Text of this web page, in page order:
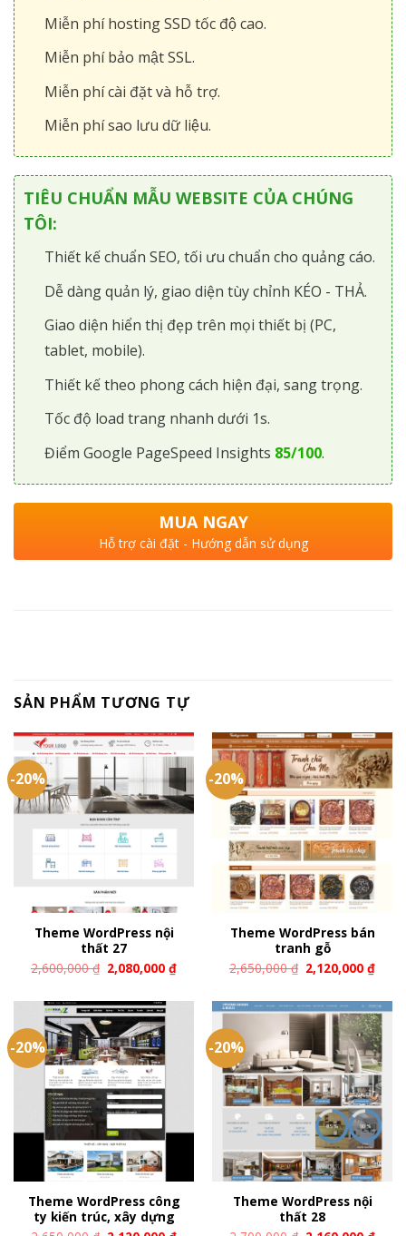
Miễn phí hosting SSD tốc độ cao.
Miễn phí bảo mật SSL.
Miễn phí cài đặt và hỗ trợ.
Miễn phí sao lưu dữ liệu.
TIÊU CHUẨN MẪU WEBSITE CỦA CHÚNG
TÔI:
Thiết kế chuẩn SEO, tối ưu chuẩn cho quảng cáo.
Dễ dàng quản lý, giao diện tùy chỉnh KÉO - THẢ.
Giao diện hiển thị đẹp trên mọi thiết bị (PC,
tablet, mobile).
Thiết kế theo phong cách hiện đại, sang trọng.
Tốc độ load trang nhanh dưới 1s.
Điểm Google PageSpeed Insights 85/100.
MUA NGAY
Hỗ trợ cài đặt - Hướng dẫn sử dụng
SẢN PHẨM TƯƠNG TỰ
-20%
Theme WordPress nội
thất 27
2,600,000₫ 2,080,000₫
-20%
Theme WordPress bán
tranh gỗ
2,650,000₫ 2,120,000₫
-20%
Theme WordPress công
ty kiến trúc, xây dựng
-20%
Theme WordPress nội
thất 28